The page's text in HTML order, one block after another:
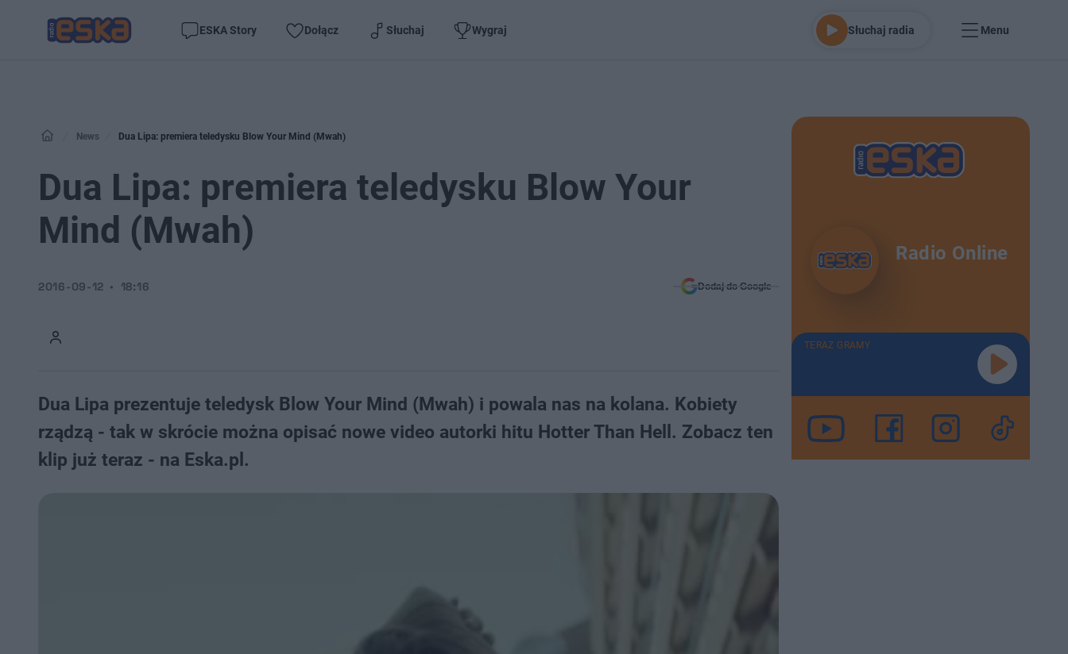
ESKA Story Dołącz Słuchaj Wygraj Słuchaj radia Menu
News Dua Lipa: premiera teledysku Blow Your Mind (Mwah)
Dua Lipa: premiera teledysku Blow Your
Mind (Mwah)
2016-09-12 18:16 Dodaj do Google
Dua Lipa prezentuje teledysk Blow Your Mind (Mwah) i powala nas na kolana. Kobiety
rządzą - tak w skrócie można opisać nowe video autorki hitu Hotter Than Hell. Zobacz ten
klip już teraz - na Eska.pl.
Radio Online
TERAZ GRAMY